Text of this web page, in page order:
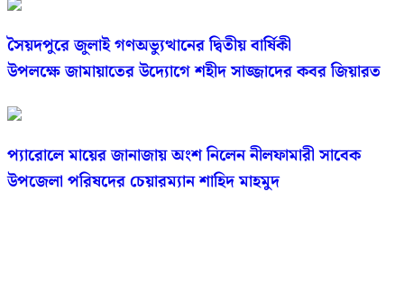
সৈয়দপুরে জুলাই গণঅভ্যুত্থানের দ্বিতীয় বার্ষিকী
উপলক্ষে জামায়াতের উদ্যোগে শহীদ সাজ্জাদের কবর জিয়ারত
প্যারোলে মায়ের জানাজায় অংশ নিলেন নীলফামারী সাবেক
উপজেলা পরিষদের চেয়ারম্যান শাহিদ মাহমুদ